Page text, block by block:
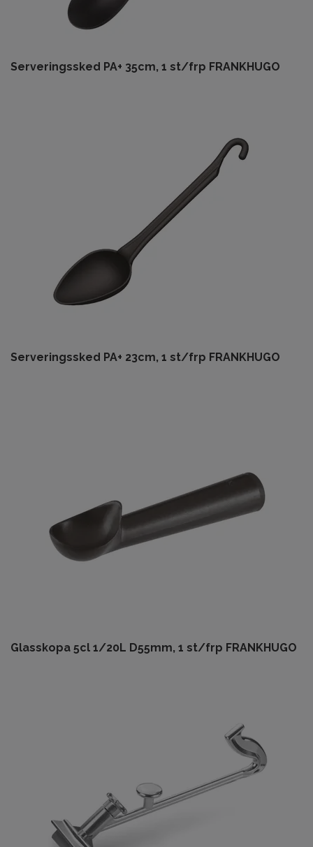
Serveringssked PA+ 35cm, 1 st/frp FRANKHUGO
Serveringssked PA+ 23cm, 1 st/frp FRANKHUGO
Glasskopa 5cl 1/20L D55mm, 1 st/frp FRANKHUGO